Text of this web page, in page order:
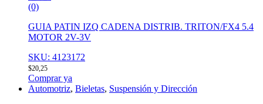
(0)
GUIA PATIN IZQ CADENA DISTRIB. TRITON/FX4 5.4
MOTOR 2V-3V
SKU: 4123172
$20,25
Comprar ya
Automotriz, Bieletas, Suspensión y Dirección